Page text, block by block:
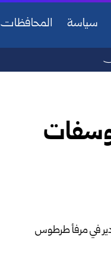
سياسة المحافظات